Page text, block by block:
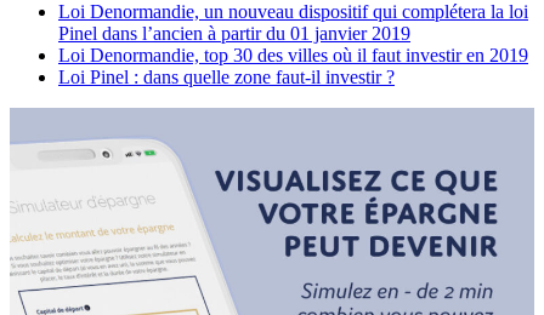
Loi Denormandie, un nouveau dispositif qui complétera la loi
Pinel dans l’ancien à partir du 01 janvier 2019
Loi Denormandie, top 30 des villes où il faut investir en 2019
Loi Pinel : dans quelle zone faut-il investir ?